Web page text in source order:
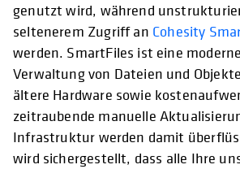
genutzt wird, während
seltenerem Zugriff an Cohesity
werden. SmartFiles ist eine
Verwaltung von Dateien und
ältere Hardware sowie
zeitraubende manuelle
Infrastruktur werden damit
wird sichergestellt, dass alle Ihre